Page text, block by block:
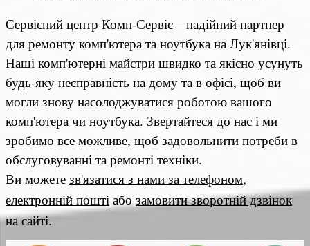
Сервісний центр Комп-Сервіс – надійний партнер
для ремонту комп'ютера та ноутбука на Лук'янівці.
Наші комп'ютерні майстри швидко та якісно усунуть
будь-яку несправність на дому та в офісі, щоб ви
могли знову насолоджуватися роботою вашого
комп'ютера чи ноутбука. Звертайтеся до нас і ми
зробимо все можливе, щоб задовольнити потреби в
обслуговуванні та ремонті техніки.
Ви можете зв'язатися з нами за телефоном,
електронній пошті або замовити зворотній дзвінок
на сайті.